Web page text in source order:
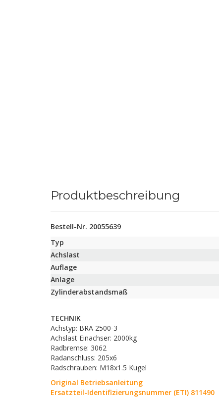
Produktbeschreibung
Bestell-Nr. 20055639
Typ
Achslast
Auflage
Anlage
Zylinderabstandsmaß
TECHNIK
Achstyp: BRA 2500-3
Achslast Einachser: 2000kg
Radbremse: 3062
Radanschluss: 205x6
Radschrauben: M18x1.5 Kugel
Original Betriebsanleitung
Ersatzteil-Identifizierungsnummer (ETI) 811490